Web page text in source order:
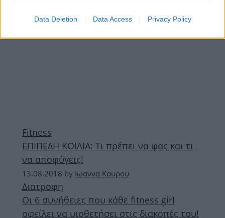
Data Deletion Data Access Privacy Policy
Fitness
ΕΠΙΠΕΔΗ ΚΟΙΛΙΑ: Τι πρέπει να φας και τι
να αποφύγεις!
13.08.2018 by Ιωαννα Κουρου
Διατροφη
Οι 6 συνήθειες που κάθε fitness girl
οφείλει να υιοθετήσει στις διακοπές του!